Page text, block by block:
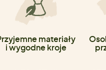
materiały
i wygodne kroje